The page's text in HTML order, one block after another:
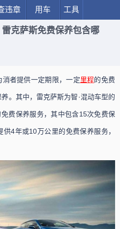
违章 用车 工具
克萨斯免费保养包含哪
消者提供一定期限，一定里程的免费
。其中，雷克萨斯为智·混动车型的
费保养服务，其中包含15次免费保
4年或10万公里的免费保养服务，